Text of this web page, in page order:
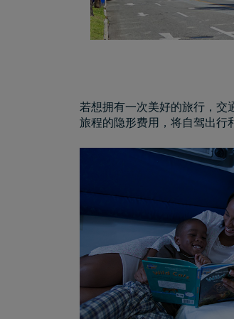
若想拥有一次美好的旅行，
旅程的隐形费用，将自驾出行